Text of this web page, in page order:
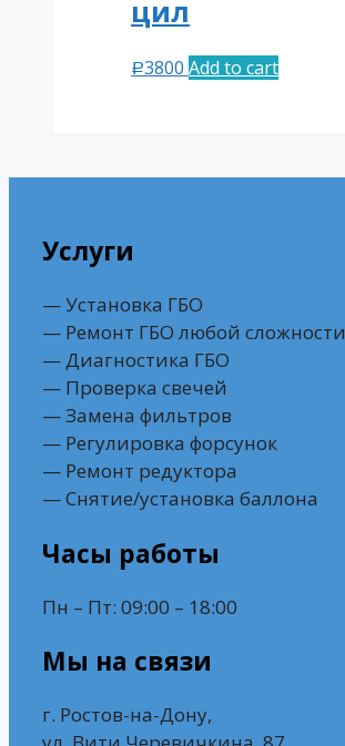
цил
Р3800 Add to cart
Услуги
— Установка ГБО
— Ремонт ГБО любой сложности
— Диагностика ГБО
— Проверка свечей
— Замена фильтров
— Регулировка форсунок
— Ремонт редуктора
— Снятие/установка баллона
Часы работы
Пн – Пт: 09:00 – 18:00
Мы на связи
г. Ростов-на-Дону,